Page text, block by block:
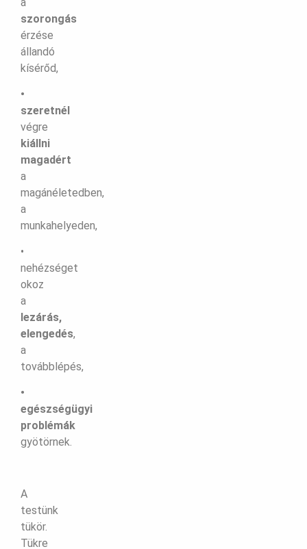
szorongás
érzése
állandó
kísérőd,
•
szeretnél
végre
kiállni
magadért
a
magánéletedben,
a
munkahelyeden,
•
nehézséget
okoz
a
lezárás,
elengedés,
a
továbblépés,
•
egészségügyi
problémák
gyötörnek.
A
testünk
tükör.
Tükre